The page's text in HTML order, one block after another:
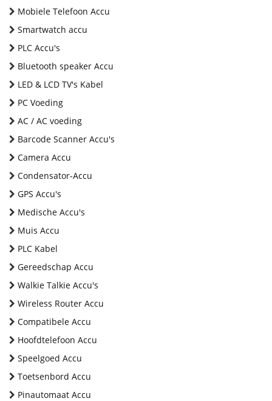
Mobiele Telefoon Accu
Smartwatch accu
PLC Accu's
Bluetooth speaker Accu
LED & LCD TV's Kabel
PC Voeding
AC / AC voeding
Barcode Scanner Accu's
Camera Accu
Condensator-Accu
GPS Accu's
Medische Accu's
Muis Accu
PLC Kabel
Gereedschap Accu
Walkie Talkie Accu's
Wireless Router Accu
Compatibele Accu
Hoofdtelefoon Accu
Speelgoed Accu
Toetsenbord Accu
Pinautomaat Accu